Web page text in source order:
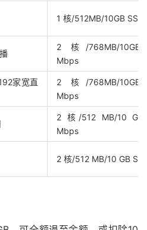
1 核/512MB/10GB
2 核/768MB/10GB
Mbps
家宽直
2 核/768MB/10GB
Mbps
2 核/512 MB/10 GB
Mbps
2 核/512 MB/10 GB